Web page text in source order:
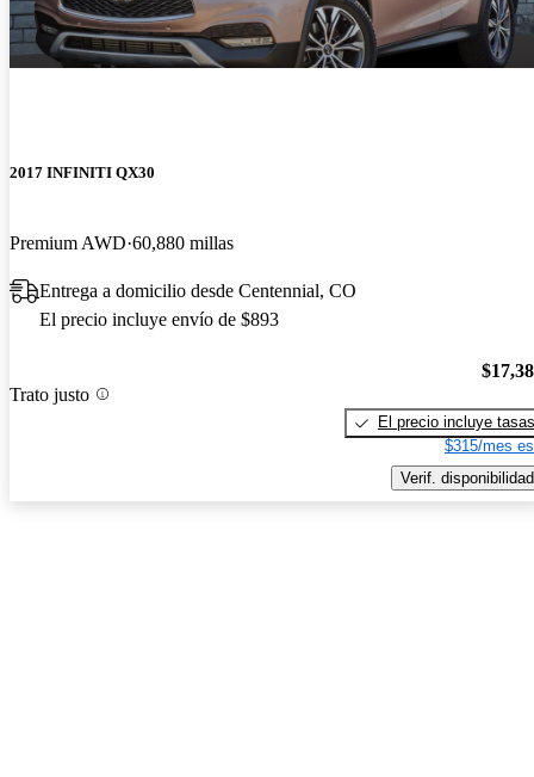
2017 INFINITI QX30
Premium AWD 60,880 millas
Entrega a domicilio desde Centennial, CO
El precio incluye envío de $893
Trato justo
El precio incluye tasas
$315/mes
Verif. disponibilidad